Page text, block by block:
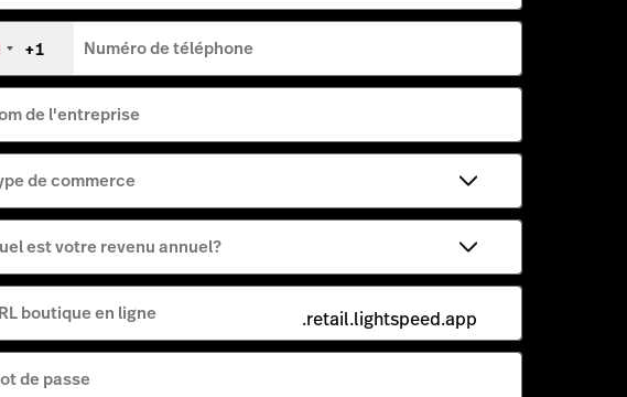
+1 Numéro de téléphone
de l'entreprise
de commerce
est votre revenu annuel?
.retail.lightspeed.app
boutique en ligne
de passe